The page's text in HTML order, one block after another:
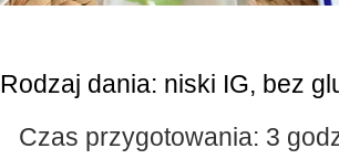
Rodzaj dania: niski IG, bez
Czas przygotowania: 3